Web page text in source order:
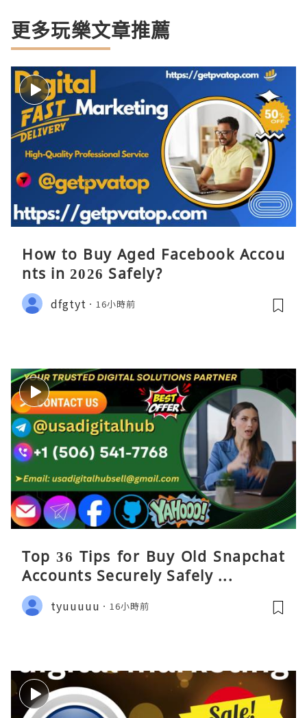
更多玩樂文章推薦
How to Buy Aged Facebook Accou
nts in 2026 Safely?
dfgtyt 16小時前
Top 36 Tips for Buy Old Snapchat
Accounts Securely Safely ...
tyuuuuu 16小時前